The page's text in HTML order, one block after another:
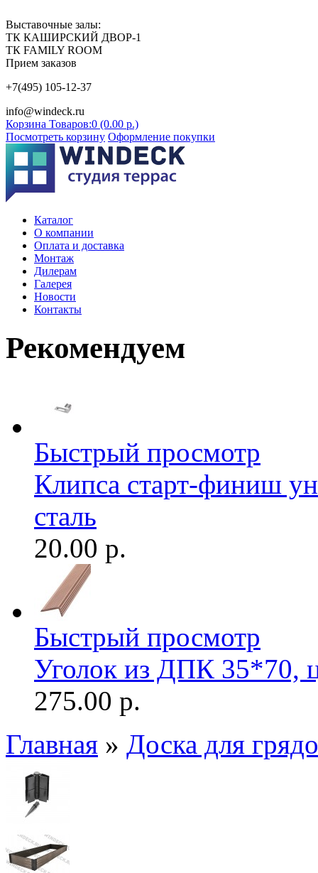
Выставочные залы:
ТК КАШИРСКИЙ ДВОР-1
ТК FAMILY ROOM
Прием заказов
+7(495) 105-12-37
info@windeck.ru
Корзина Товаров:0 (0.00 р.)
Посмотреть корзину Оформление покупки
Каталог
О компании
Оплата и доставка
Монтаж
Дилерам
Галерея
Новости
Контакты
Рекомендуем
Быстрый просмотр
Клипса старт-финиш
сталь
20.00 р.
Быстрый просмотр
Уголок из ДПК 35*70,
275.00 р.
Главная » Доска для